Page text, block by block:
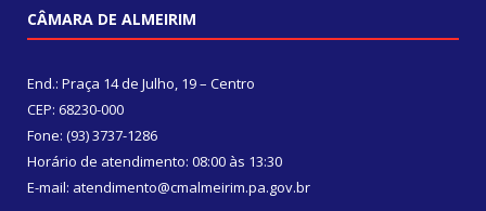
CÂMARA DE ALMEIRIM
End.: Praça 14 de Julho, 19 – Centro
CEP: 68230-000
Fone: (93) 3737-1286
Horário de atendimento: 08:00 às 13:30
E-mail: atendimento@cmalmeirim.pa.gov.br